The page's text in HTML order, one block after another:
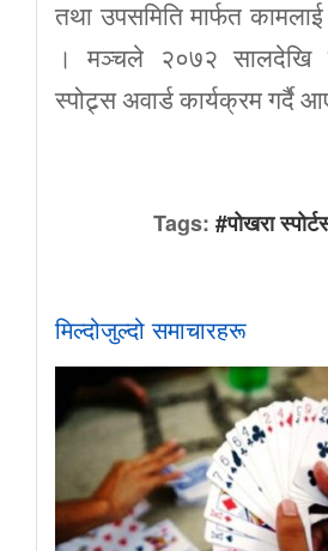
तथा उपसमिति मार्फत
। मञ्चले २०७२ सालदेखि
स्पोट्र्स अवार्ड कार्यक्रम गर्दै
Tags: #पोखरा
मिल्दोजुल्दो समाचारहरू